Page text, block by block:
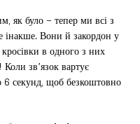
як було – тепер ми всі з
інакше. Вони й закордон у
в одного з них
зв’язок вартує
6 секунд, щоб безкоштовно